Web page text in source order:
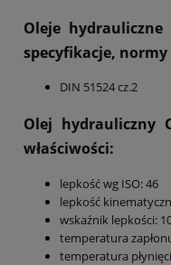
Oleje hydrauliczne
specyfikacje, normy
DIN 51524 cz.2
Olej hydrauliczny
właściwości:
lepkość wg ISO: 46
lepkość
wskaźnik lepkości:
temperatura
temperatura